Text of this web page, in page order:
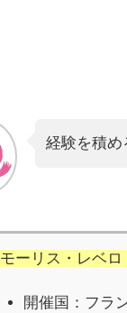
経験を積め
モーリス・レベ
開催国：フラ